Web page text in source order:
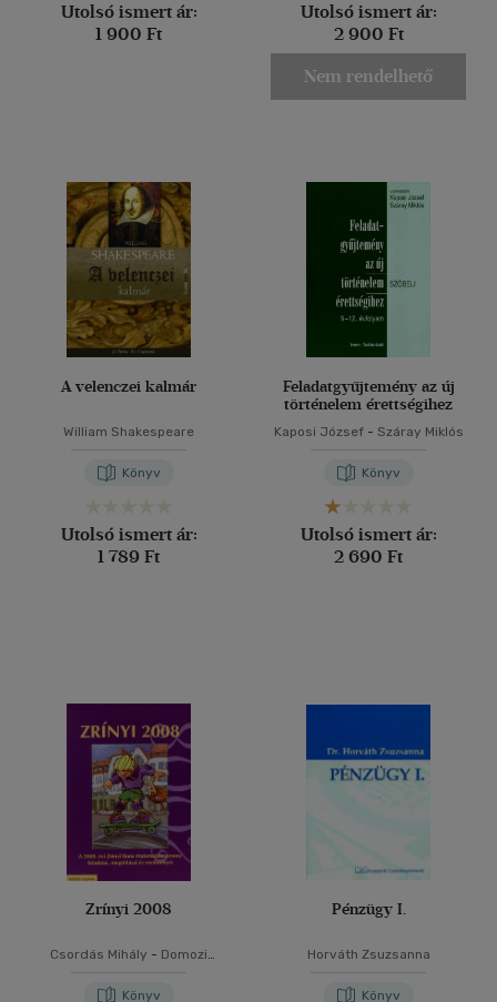
Utolsó ismert ár:
1 900 Ft
Utolsó ismert ár:
2 900 Ft
Nem rendelhető
A velenczei kalmár
William Shakespeare
Könyv
Utolsó ismert ár:
1 789 Ft
Feladatgyűjtemény az új
történelem érettségihez
Kaposi József- Száray Miklós
Könyv
Utolsó ismert ár:
2 690 Ft
Zrínyi 2008
Csordás Mihály - Domozi
Háriné Kun Éva-Nagy Tibor
Könyv
Pénzügy I.
Horváth Zsuzsanna
Könyv